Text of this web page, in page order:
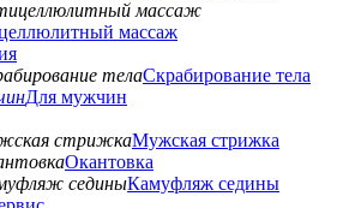
массаж
Скрабирование тела
Для мужчин
Мужская стрижка
Окантовка
Камуфляж седины